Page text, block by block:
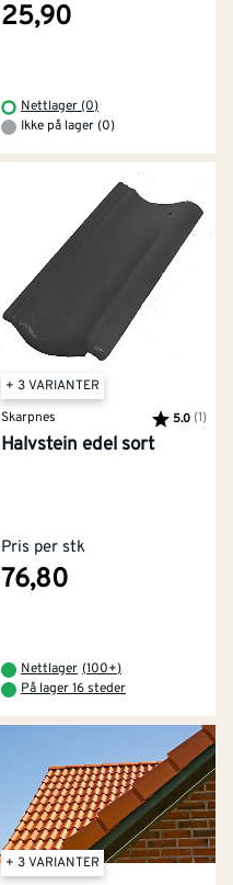
25,90
Nettlager (0)
Ikke på lager (0)
+ 3 VARIANTER
Skarpnes
Karakter:
5.0 (1)
Halvstein edel sort
Pris per stk
76,80
Nettlager (100+)
På lager 16 steder
+ 3 VARIANTER